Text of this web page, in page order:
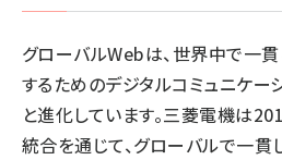
グローバルWebは、世界中で一
するためのデジタルコミュニケー
と進化しています。三菱電機は
統合を通じて、グローバルで一